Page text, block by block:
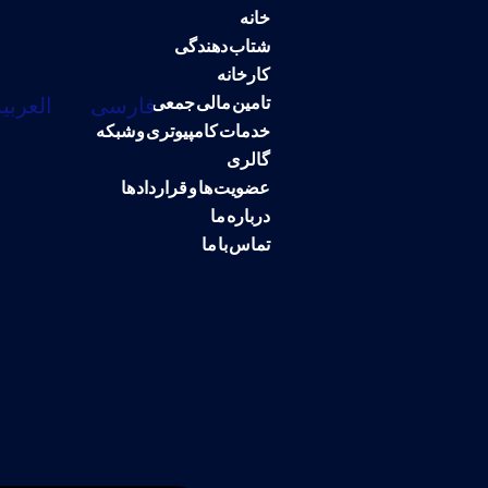
خانه
شتاب دهندگی
کارخانه
تامین مالی جمعی
خدمات کامپیوتری و شبکه
گالری
عضویت ها و قرارداد ها
درباره ما
تماس با ما
فارسی